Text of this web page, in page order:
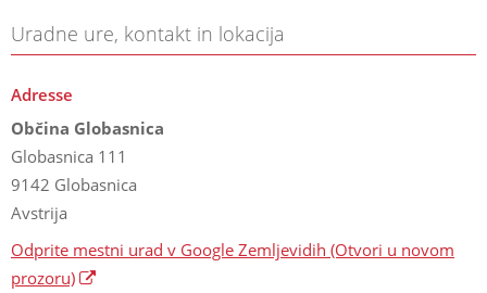
Uradne ure, kontakt in lokacija
Adresse
Občina Globasnica
Globasnica 111
9142 Globasnica
Avstrija
Odprite mestni urad v Google Zemljevidih (Otvori u novom
prozoru)